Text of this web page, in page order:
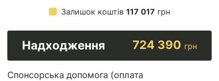
Залишок коштів 117 017 грн
Надходження 724 390 грн
Спонсорська допомога (оплата